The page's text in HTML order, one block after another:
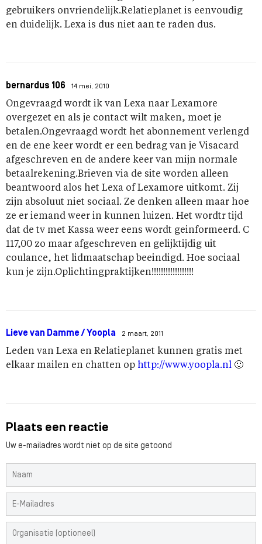
gebruikers onvriendelijk.Relatieplanet is eenvoudig
en duidelijk. Lexa is dus niet aan te raden dus.
bernardus 106 14 mei, 2010
Ongevraagd wordt ik van Lexa naar Lexamore
overgezet en als je contact wilt maken, moet je
betalen.Ongevraagd wordt het abonnement verlengd
en de ene keer wordt er een bedrag van je Visacard
afgeschreven en de andere keer van mijn normale
betaalrekening.Brieven via de site worden alleen
beantwoord alos het Lexa of Lexamore uitkomt. Zij
zijn absoluut niet sociaal. Ze denken alleen maar hoe
ze er iemand weer in kunnen luizen. Het wordtr tijd
dat de tv met Kassa weer eens wordt geinformeerd. C
117,00 zo maar afgeschreven en gelijktijdig uit
coulance, het lidmaatschap beeindigd. Hoe sociaal
kun je zijn.Oplichtingpraktijken!!!!!!!!!!!!!!!!!!
Lieve van Damme / Yoopla 2 maart, 2011
Leden van Lexa en Relatieplanet kunnen gratis met
elkaar mailen en chatten op http://www.yoopla.nl 🙂
Plaats een reactie
Uw e-mailadres wordt niet op de site getoond